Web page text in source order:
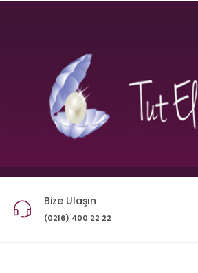
Bize Ulaşın
(0216) 400 22 22